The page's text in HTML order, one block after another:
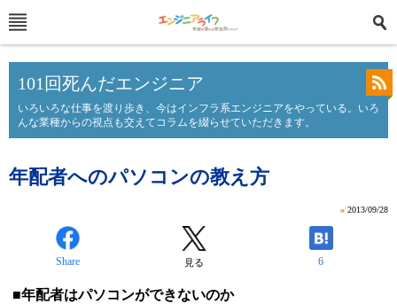
101回死んだエンジニア
いろいろな仕事を渡り歩き、今はインフラ系エンジニアをやっている。いろ
んな業種からの視点も交えてコラムを綴らせていただきます。
年配者へのパソコンの教え方
» 2013/09/28
Share 見る 6
■年配者はパソコンができないのか